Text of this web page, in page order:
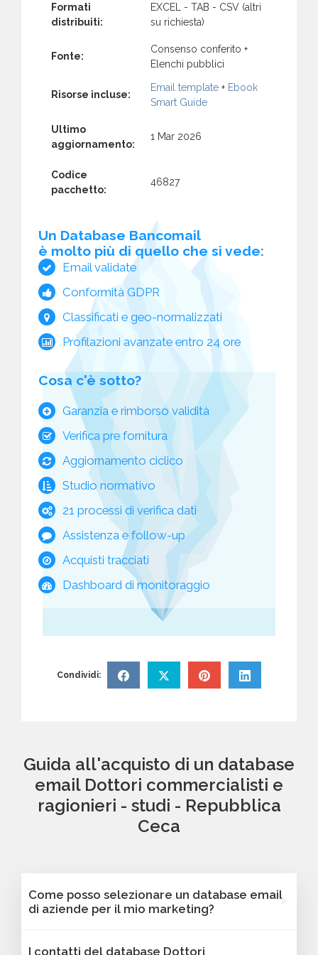
Formati
distribuiti:
EXCEL - TAB - CSV (altri
su richiesta)
Fonte:
Consenso conferito +
Elenchi pubblici
Risorse incluse:
Email template + Ebook
Smart Guide
Ultimo
aggiornamento:
1 Mar 2026
Codice
pacchetto:
46827
Un Database Bancomail
è molto più di quello che si vede:
Email validate
Conformità GDPR
Classificati e geo-normalizzati
Profilazioni avanzate entro 24 ore
Cosa c'è sotto?
Garanzia e rimborso validità
Verifica pre fornitura
Aggiornamento ciclico
Studio normativo
21 processi di verifica dati
Assistenza e follow-up
Acquisti tracciati
Dashboard di monitoraggio
Condividi:
Guida all'acquisto di un database
email Dottori commercialisti e
ragionieri - studi - Repubblica
Ceca
Come posso selezionare un database email
di aziende per il mio marketing?
I contatti del database Dottori